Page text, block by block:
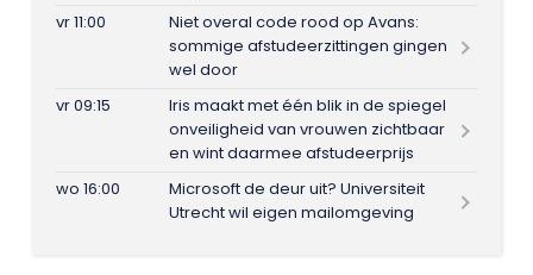
vr 11:00
Niet overal code rood op Avans:
sommige afstudeerzittingen gingen
wel door
vr 09:15
Iris maakt met één blik in de spiegel
onveiligheid van vrouwen zichtbaar
en wint daarmee afstudeerprijs
wo 16:00
Microsoft de deur uit? Universiteit
Utrecht wil eigen mailomgeving